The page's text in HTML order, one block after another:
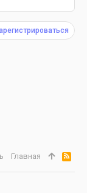
Главная
R
S
S